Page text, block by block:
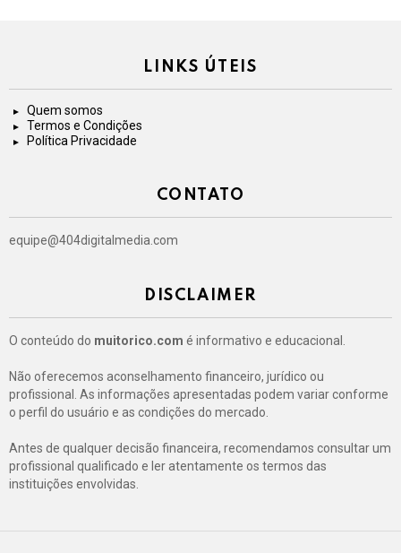
LINKS ÚTEIS
Quem somos
Termos e Condições
Política Privacidade
CONTATO
equipe@404digitalmedia.com
DISCLAIMER
O conteúdo do muitorico.com é informativo e educacional.
Não oferecemos aconselhamento financeiro, jurídico ou
profissional. As informações apresentadas podem variar conforme
o perfil do usuário e as condições do mercado.
Antes de qualquer decisão financeira, recomendamos consultar um
profissional qualificado e ler atentamente os termos das
instituições envolvidas.